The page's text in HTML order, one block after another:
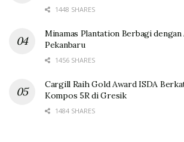
1448 SHARES
Minamas Plantation Berbagi dengan
Pekanbaru
1456 SHARES
Cargill Raih Gold Award ISDA
Kompos 5R di Gresik
1484 SHARES